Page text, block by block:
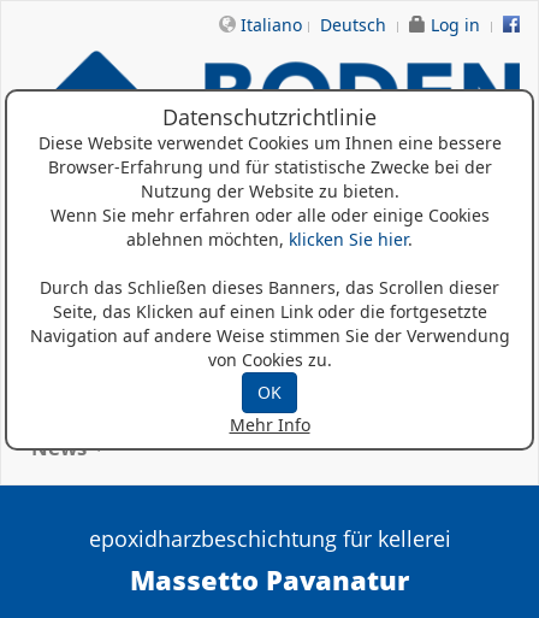
Datenschutzrichtlinie
Diese Website verwendet Cookies um Ihnen eine bessere
Browser-Erfahrung und für statistische Zwecke bei der
Nutzung der Website zu bieten.
Wenn Sie mehr erfahren oder alle oder einige Cookies
ablehnen möchten, klicken Sie hier.
Durch das Schließen dieses Banners, das Scrollen dieser
Seite, das Klicken auf einen Link oder die fortgesetzte
Navigation auf andere Weise stimmen Sie der Verwendung
von Cookies zu.
OK
Mehr Info
Italiano Deutsch Log in
Wer Sind Wir
Produkte
News
epoxidharzbeschichtung für kellerei
Massetto Pavanatur